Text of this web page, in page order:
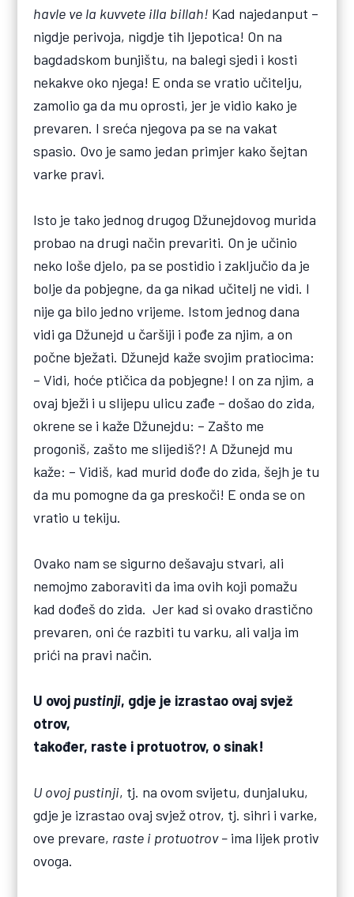
havle ve la kuvvete illa billah! Kad najedanput –
nigdje perivoja, nigdje tih ljepotica! On na
bagdadskom bunjištu, na balegi sjedi i kosti
nekakve oko njega! E onda se vratio učitelju,
zamolio ga da mu oprosti, jer je vidio kako je
prevaren. I sreća njegova pa se na vakat
spasio. Ovo je samo jedan primjer kako šejtan
varke pravi.
Isto je tako jednog drugog Džunejdovog murida
probao na drugi način prevariti. On je učinio
neko loše djelo, pa se postidio i zaključio da je
bolje da pobjegne, da ga nikad učitelj ne vidi. I
nije ga bilo jedno vrijeme. Istom jednog dana
vidi ga Džunejd u čaršiji i pođe za njim, a on
počne bježati. Džunejd kaže svojim pratiocima:
– Vidi, hoće ptičica da pobjegne! I on za njim, a
ovaj bježi i u slijepu ulicu zađe – došao do zida,
okrene se i kaže Džunejdu: – Zašto me
progoniš, zašto me slijediš?! A Džunejd mu
kaže: – Vidiš, kad murid dođe do zida, šejh je tu
da mu pomogne da ga preskoči! E onda se on
vratio u tekiju.
Ovako nam se sigurno dešavaju stvari, ali
nemojmo zaboraviti da ima ovih koji pomažu
kad dođeš do zida. Jer kad si ovako drastično
prevaren, oni će razbiti tu varku, ali valja im
prići na pravi način.
U ovojpustinji, gdje je izrastao ovaj svjež
otrov,
također, raste i protuotrov, o sinak!
U ovoj pustinji, tj. na ovom svijetu, dunjaluku,
gdje je izrastao ovaj svjež otrov, tj. sihri i varke,
ove prevare, raste i protuotrov– ima lijek protiv
ovoga.